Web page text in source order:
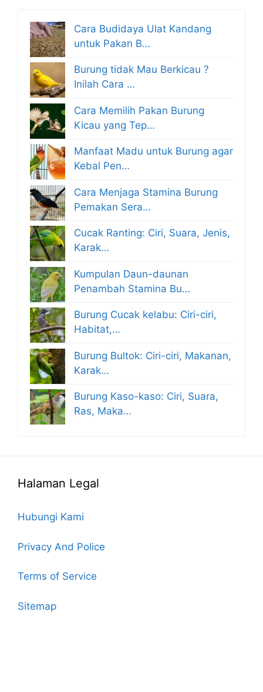
Cara Budidaya Ulat Kandang
untuk Pakan B…
Burung tidak Mau Berkicau ?
Inilah Cara …
Cara Memilih Pakan Burung
Kicau yang Tep…
Manfaat Madu untuk Burung agar
Kebal Pen…
Cara Menjaga Stamina Burung
Pemakan Sera…
Cucak Ranting: Ciri, Suara, Jenis,
Karak…
Kumpulan Daun-daunan
Penambah Stamina Bu…
Burung Cucak kelabu: Ciri-ciri,
Habitat,…
Burung Bultok: Ciri-ciri, Makanan,
Karak…
Burung Kaso-kaso: Ciri, Suara,
Ras, Maka…
Halaman Legal
Hubungi Kami
Privacy And Police
Terms of Service
Sitemap